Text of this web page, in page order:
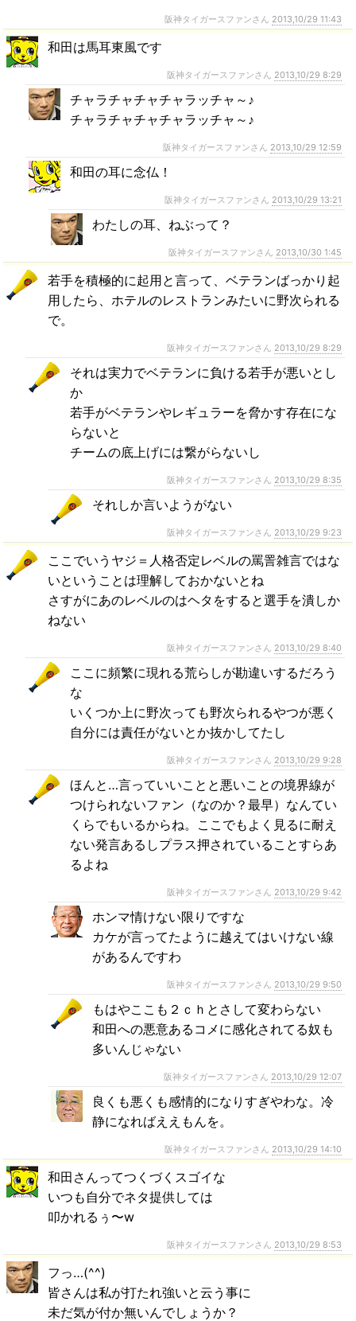
阪神タイガースファンさん 2013,10/29 11:43
和田は馬耳東風です
阪神タイガースファンさん 2013,10/29 8:29
チャラチャチャチャラッチャ～♪
チャラチャチャチャラッチャ～♪
阪神タイガースファンさん 2013,10/29 12:59
和田の耳に念仏！
阪神タイガースファンさん 2013,10/29 13:21
わたしの耳、ねぶって？
阪神タイガースファンさん 2013,10/30 1:45
若手を積極的に起用と言って、ベテランばっかり起
用したら、ホテルのレストランみたいに野次られる
で。
阪神タイガースファンさん 2013,10/29 8:29
それは実力でベテランに負ける若手が悪いとし
か
若手がベテランやレギュラーを脅かす存在にな
らないと
チームの底上げには繋がらないし
阪神タイガースファンさん 2013,10/29 8:35
それしか言いようがない
阪神タイガースファンさん 2013,10/29 9:23
ここでいうヤジ＝人格否定レベルの罵詈雑言ではな
いということは理解しておかないとね
さすがにあのレベルのはヘタをすると選手を潰しか
ねない
阪神タイガースファンさん 2013,10/29 8:40
ここに頻繁に現れる荒らしが勘違いするだろう
な
いくつか上に野次っても野次られるやつが悪く
自分には責任がないとか抜かしてたし
阪神タイガースファンさん 2013,10/29 9:28
ほんと…言っていいことと悪いことの境界線が
つけられないファン（なのか？最早）なんてい
くらでもいるからね。ここでもよく見るに耐え
ない発言あるしプラス押されていることすらあ
るよね
阪神タイガースファンさん 2013,10/29 9:42
ホンマ情けない限りですな
カケが言ってたように越えてはいけない線
があるんですわ
阪神タイガースファンさん 2013,10/29 9:50
もはやここも２ｃｈとさして変わらない
和田への悪意あるコメに感化されてる奴も
多いんじゃない
阪神タイガースファンさん 2013,10/29 12:07
良くも悪くも感情的になりすぎやわな。冷
静になればええもんを。
阪神タイガースファンさん 2013,10/29 14:10
和田さんってつくづくスゴイな
いつも自分でネタ提供しては
叩かれるぅ〜w
阪神タイガースファンさん 2013,10/29 8:53
フっ…(^^)
皆さんは私が打たれ強いと云う事に
未だ気が付か無いんでしょうか？